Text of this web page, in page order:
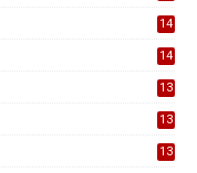
14
14
13
13
13